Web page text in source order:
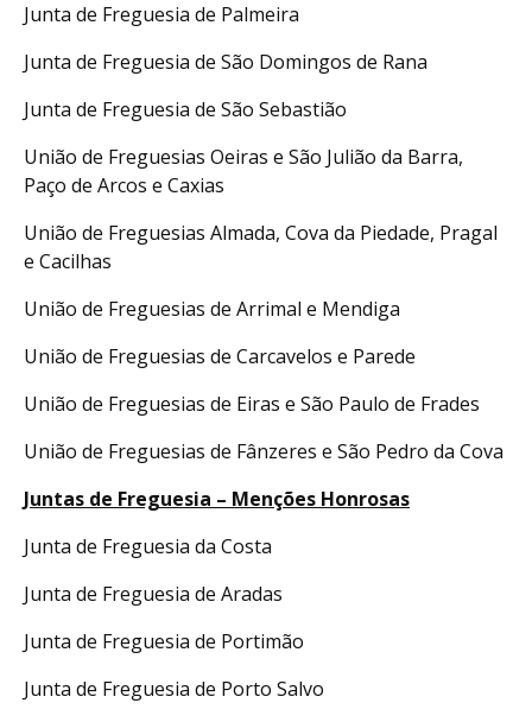
Junta de Freguesia de Palmeira
Junta de Freguesia de São Domingos de Rana
Junta de Freguesia de São Sebastião
União de Freguesias Oeiras e São Julião da Barra,
Paço de Arcos e Caxias
União de Freguesias Almada, Cova da Piedade, Pragal
e Cacilhas
União de Freguesias de Arrimal e Mendiga
União de Freguesias de Carcavelos e Parede
União de Freguesias de Eiras e São Paulo de Frades
União de Freguesias de Fânzeres e São Pedro da Cova
Juntas de Freguesia – Menções Honrosas
Junta de Freguesia da Costa
Junta de Freguesia de Aradas
Junta de Freguesia de Portimão
Junta de Freguesia de Porto Salvo